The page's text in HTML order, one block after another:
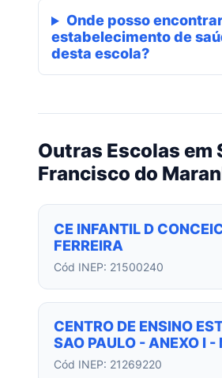
Onde posso
estabelecimento de
desta escola?
Outras Escolas em
Francisco do
CE INFANTIL D
FERREIRA
Cód INEP: 21500240
CENTRO DE ENSINO
SAO PAULO - ANEXO I -
Cód INEP: 21269220